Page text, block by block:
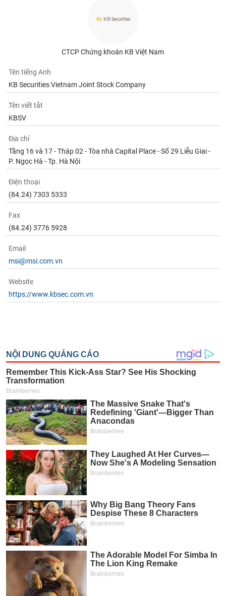
CTCP Chứng khoán KB Việt Nam
Tên tiếng Anh
KB Securities Vietnam Joint Stock Company
Tên viết tắt
KBSV
Địa chỉ
Tầng 16 và 17 - Tháp 02 - Tòa nhà Capital Place - Số 29 Liễu Giai -
P. Ngọc Hà - Tp. Hà Nội
Điện thoại
(84.24) 7303 5333
Fax
(84.24) 3776 5928
Email
msi@msi.com.vn
Website
https://www.kbsec.com.vn